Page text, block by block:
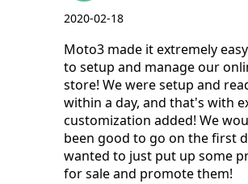
2020-02-18
Moto3 made it extremely
to setup and manage our
store! We were setup and
within a day, and that's with
customization added! We
been good to go on the first
wanted to just put up some
for sale and promote them!